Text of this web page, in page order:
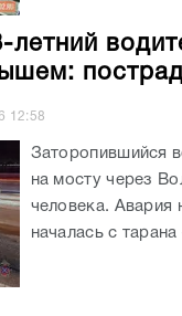
летний
12:58
Заторопившийся
на мосту через
человека. Авария
началась с